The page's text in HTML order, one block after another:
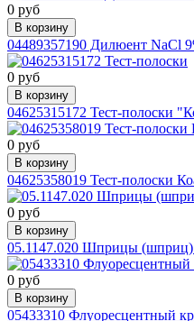
0 руб
В корзину
04489357190 Дилюент NaCl
0 руб
В корзину
04625315172 Тест-полоски
0 руб
В корзину
04625358019 Тест-полоски
0 руб
В корзину
05.1147.020 Шприцы (шприц)
0 руб
В корзину
05433310 Флуоресцентный